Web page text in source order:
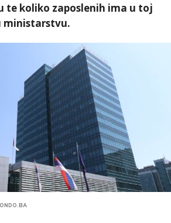
te koliko zaposlenih ima u toj
ministarstvu.